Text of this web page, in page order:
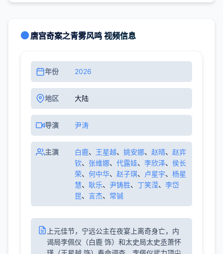
唐宫奇案之青雾风鸣 视频信息
年份 2026
地区 大陆
导演 尹涛
主演 白鹿、 王星越、 姚安娜、 赵晴、 赵弈
钦、 张维娜、 代露娃、 李欣泽、 侯长
荣、 何中华、 赵子琪、 卢星宇、 杨星
慧、 耿乐、 尹铸胜、 丁笑滢、 李岱
昆、 言杰、 常铖
上元佳节，宁远公主在夜宴上离奇身亡，内
谒局李佩仪（白鹿 饰）和太史局太史丞萧怀